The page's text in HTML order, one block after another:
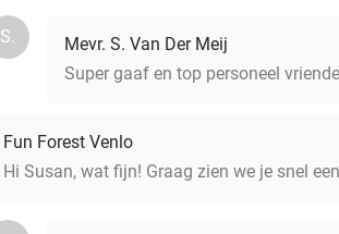
S.
Mevr. S. Van Der Meij
Super gaaf en top personeel
Fun Forest Venlo
Hi Susan, wat fijn! Graag zien we je snel